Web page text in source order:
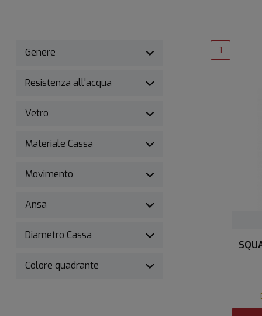
Genere
Resistenza all'acqua
Vetro
Materiale Cassa
Movimento
Ansa
Diametro Cassa
Colore quadrante
1